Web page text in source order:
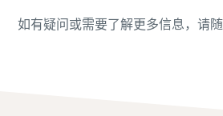
了解如何创建效率更高的气力输送
如有疑问或需要了解更多信息，请